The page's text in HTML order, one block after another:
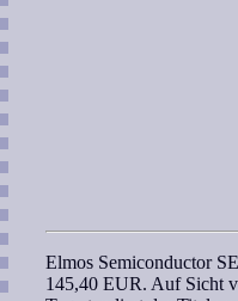
Elmos Semiconductor SE
145,40 EUR. Auf Sicht